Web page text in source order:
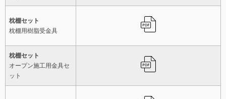
枕棚セット
枕棚用樹脂受金具
枕棚セット
オープン施工用金具セ
ット